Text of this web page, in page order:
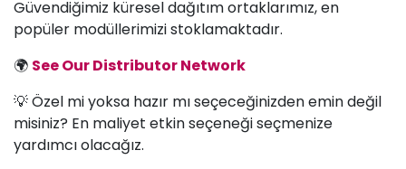
Güvendiğimiz küresel dağıtım ortaklarımız, en
popüler modüllerimizi stoklamaktadır.
🌍 See Our Distributor Network
💡 Özel mi yoksa hazır mı seçeceğinizden emin değil
misiniz? En maliyet etkin seçeneği seçmenize
yardımcı olacağız.